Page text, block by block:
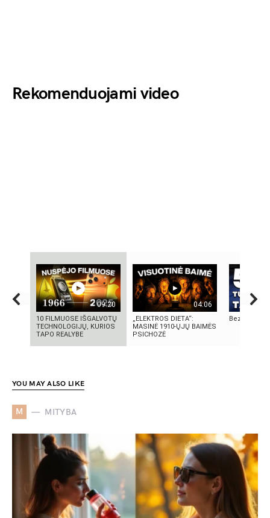
Rekomenduojami video
09:20
10 FILMUOSE IŠGALVOTŲ
TECHNOLOGIJŲ, KURIOS
TAPO REALYBE
04:06
„ELEKTROS DIETA“:
MASINĖ 1910-ŲJŲ BAIMĖS
PSICHOZĖ
Bezos
YOU MAY ALSO LIKE
M MITYBA